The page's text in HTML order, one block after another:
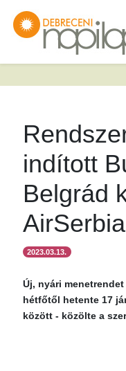
indított
Belgrád
AirSerbia
2023.03.13.
Új, nyári
hétfőtől hetente 17
között - közölte a